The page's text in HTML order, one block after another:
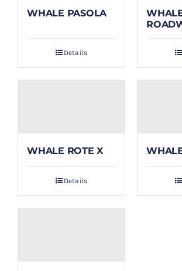
WHALE PASOLA
Details
WHALE ROTE X
Details